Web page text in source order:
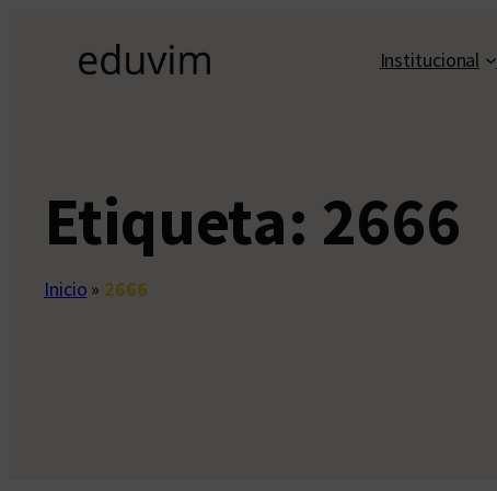
contenido
Institucional
Etiqueta: 2666
Inicio » 2666